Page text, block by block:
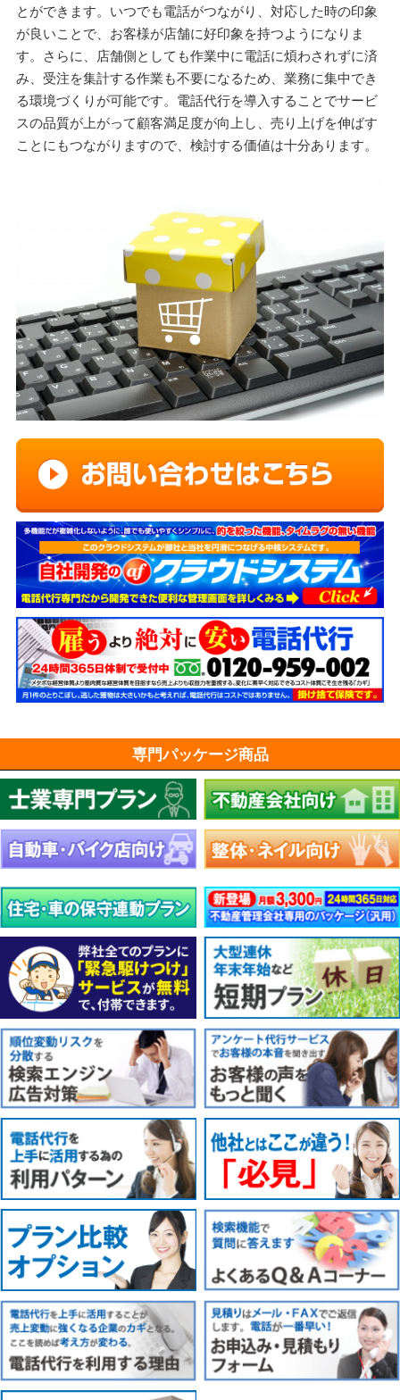
とができます。いつでも電話がつながり、対応した時の印象
が良いことで、お客様が店舗に好印象を持つようになりま
す。さらに、店舗側としても作業中に電話に煩わされずに済
み、受注を集計する作業も不要になるため、業務に集中でき
る環境づくりが可能です。電話代行を導入することでサービ
スの品質が上がって顧客満足度が向上し、売り上げを伸ばす
ことにもつながりますので、検討する価値は十分あります。
専門パッケージ商品